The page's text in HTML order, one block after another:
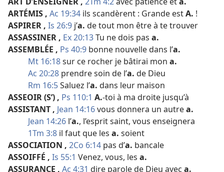
ARTÉMIS , Ac 19:34 ils scandèrent : Grande estA. !
ASPIRER , Is 26:9 j’a. de tout mon être à te trouver
ASSASSINER , Ex 20:13Tu ne dois pas a.
ASSEMBLÉE , Ps 40:9 bonne nouvelle dans l’a.
Mt 16:18sur ce rocher je bâtirai mon a.
Ac 20:28 prendre soin de l’a. de Dieu
Rm 16:5Saluez l’a. dans leur maison
ASSEOIR (S’) , Ps 110:1 A.-​toi à ma droite jusqu’à
ASSISTANT , Jean 14:16vous donnera un autrea.
Jean 14:26 l’a., l’esprit saint, vous enseignera
1Tm 3:8 il faut que les a. soient
ASSOCIATION , 2Co 6:14 pas d’a. bancale
ASSOIFFÉ , Is 55:1 Venez, vous, les a.
ASSURANCE , Ac 4:31 dire parole de Dieu avec a.